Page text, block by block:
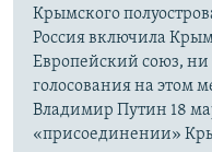
Крымского
Россия включила
Европейский союз,
голосования на этом
Владимир Путин 18
«присоединении»